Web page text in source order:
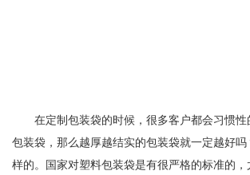
在定制包装袋的时候，很多客户都会习惯性
包装袋，那么越厚越结实的包装袋就一定越好
样的。国家对塑料包装袋是有很严格的标准的